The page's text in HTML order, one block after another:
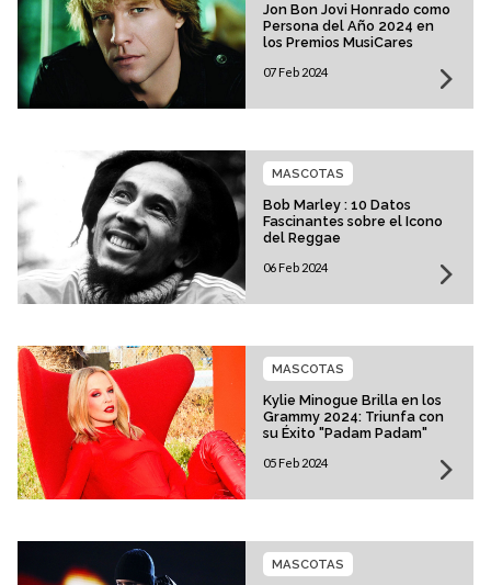
Jon Bon Jovi Honrado como
Persona del Año 2024 en
los Premios MusiCares
07 Feb 2024
Bob Marley : 10 Datos
Fascinantes sobre el Icono
del Reggae
MASCOTAS
06 Feb 2024
Kylie Minogue Brilla en los
Grammy 2024: Triunfa con
su Éxito "Padam Padam"
MASCOTAS
05 Feb 2024
MASCOTAS